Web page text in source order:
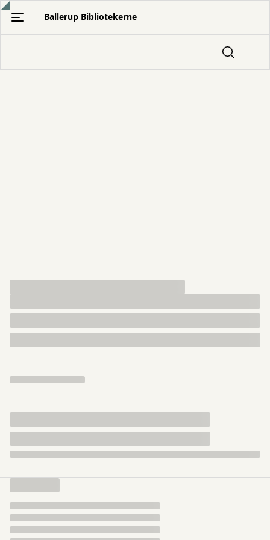
Gå
hovedindhold
Ballerup Bibliotekerne